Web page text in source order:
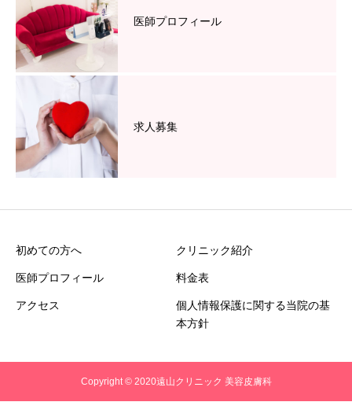
医師プロフィール
求人募集
初めての方へ クリニック紹介
医師プロフィール 料金表
アクセス
個人情報保護に関する当院の基
本方針
Copyright © 2020遠山クリニック 美容皮膚科